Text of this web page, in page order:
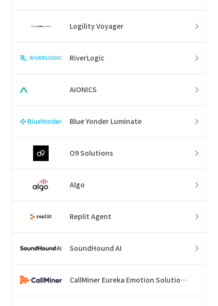
Logility Voyager
RiverLogic
AIONICS
Blue Yonder Luminate
O9 Solutions
Algo
Replit Agent
SoundHound AI
CallMiner Eureka Emotion Solution Suite